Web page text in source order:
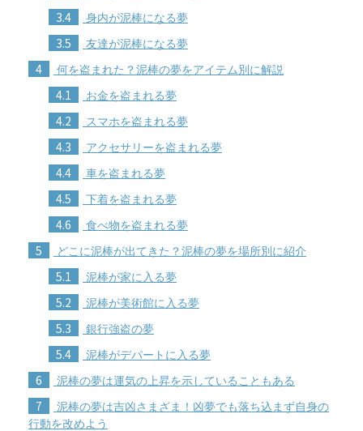
3.4 身内が泥棒になる夢
3.5 友達が泥棒になる夢
4 何を盗まれた？泥棒の夢をアイテム別に解説
4.1 お金を盗まれる夢
4.2 スマホを盗まれる夢
4.3 アクセサリーを盗まれる夢
4.4 車を盗まれる夢
4.5 下着を盗まれる夢
4.6 食べ物を盗まれる夢
5 どこに泥棒が出てきた？泥棒の夢を場所別に紹介
5.1 泥棒が家に入る夢
5.2 泥棒が美術館に入る夢
5.3 銀行強盗の夢
5.4 泥棒がデパートに入る夢
6 泥棒の夢は運気の上昇を示していることもある
7
泥棒の夢は吉凶さまざま！凶夢でも落ち込まず自身の
行動を改めよう